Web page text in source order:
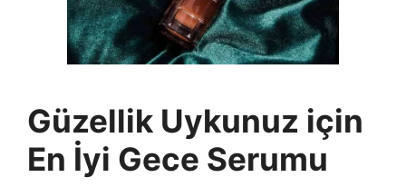
Güzellik Uykunuz için
En İyi Gece Serumu